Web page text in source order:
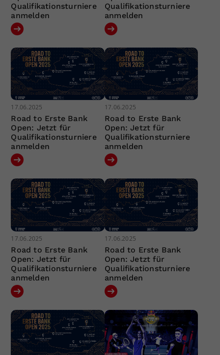
Qualifikationsturniere
anmelden
Qualifikationsturniere
anmelden
17.06.2025
Road to Erste Bank
Open: Jetzt für
Qualifikationsturniere
anmelden
17.06.2025
Road to Erste Bank
Open: Jetzt für
Qualifikationsturniere
anmelden
17.06.2025
Road to Erste Bank
Open: Jetzt für
Qualifikationsturniere
anmelden
17.06.2025
Road to Erste Bank
Open: Jetzt für
Qualifikationsturniere
anmelden